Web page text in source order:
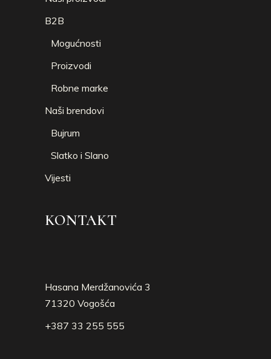
B2B
Mogućnosti
Proizvodi
Robne marke
Naši brendovi
Bujrum
Slatko i Slano
Vijesti
KONTAKT
Hasana Merdžanovića 3
71320 Vogošća
+387 33 255 555